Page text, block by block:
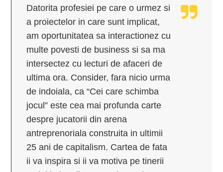
Datorita profesiei pe care o urmez si
a proiectelor in care sunt implicat,
am oportunitatea sa interactionez cu
multe povesti de business si sa ma
intersectez cu lecturi de afaceri de
ultima ora. Consider, fara nicio urma
de indoiala, ca “Cei care schimba
jocul” este cea mai profunda carte
despre jucatorii din arena
antreprenoriala construita in ultimii
25 ani de capitalism. Cartea de fata
ii va inspira si ii va motiva pe tinerii